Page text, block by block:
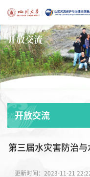
开放交流
开放交流
第三届水灾害防治
更新时间：2023-11-21